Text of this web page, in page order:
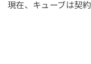
現在、キューブは契